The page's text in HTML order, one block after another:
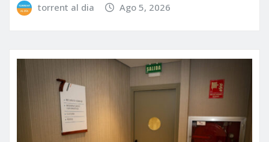
torrent al dia Ago 5, 2026